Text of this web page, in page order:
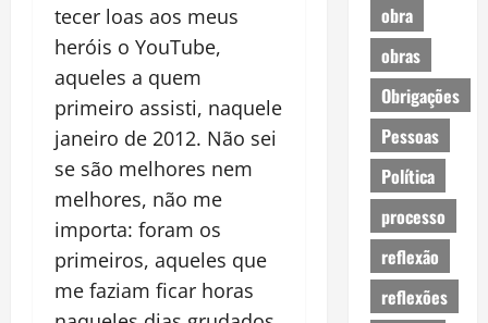
tecer loas aos meus
heróis o YouTube,
aqueles a quem
primeiro assisti, naquele
janeiro de 2012. Não sei
se são melhores nem
melhores, não me
importa: foram os
primeiros, aqueles que
me faziam ficar horas
obra
obras
Obrigações
Pessoas
Política
processo
reflexão
reflexões